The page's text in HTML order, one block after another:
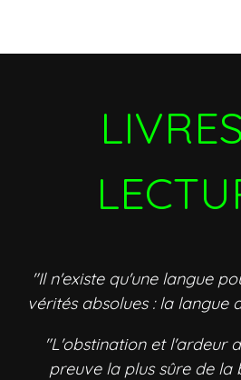
"Il n'existe qu'une langue
vérités absolues : la langue
"L'obstination et l'ardeur
preuve la plus sûre de